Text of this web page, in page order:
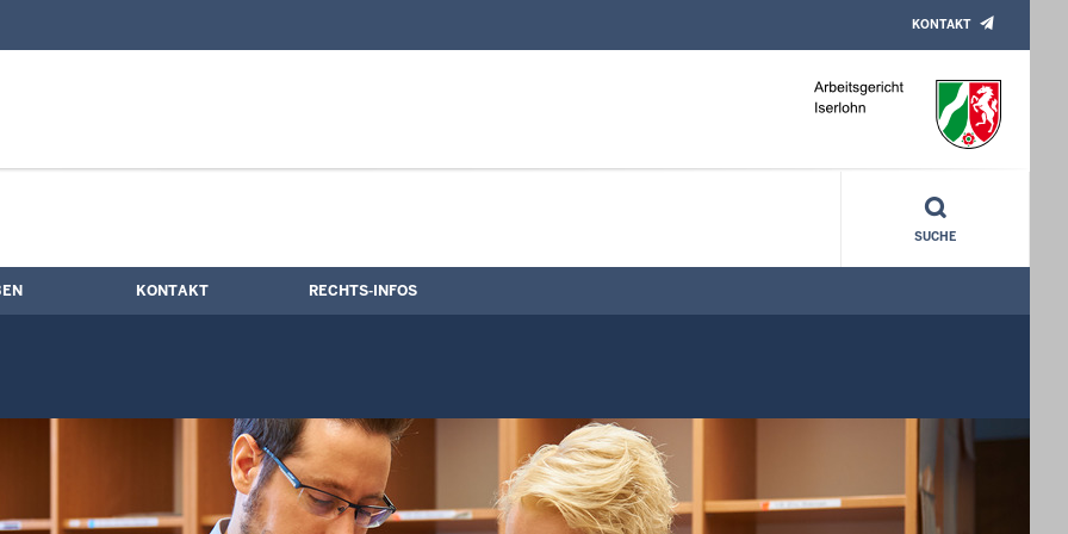
Kontaktformular
KONTAKT
SUCHE
KONTAKT RECHTS-INFOS